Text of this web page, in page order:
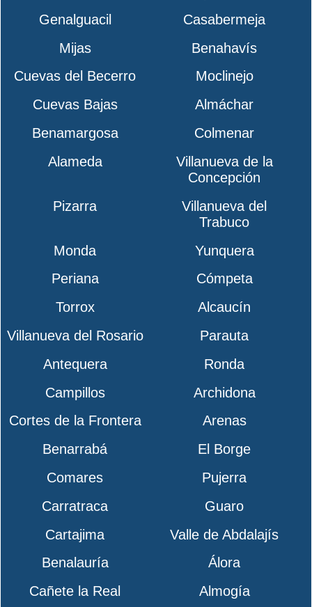
Genalguacil
Casabermeja
Mijas
Benahavís
Cuevas del Becerro
Moclinejo
Cuevas Bajas
Almáchar
Benamargosa
Colmenar
Alameda
Villanueva de la
Concepción
Pizarra
Villanueva del
Trabuco
Monda
Yunquera
Periana
Cómpeta
Torrox
Alcaucín
Villanueva del Rosario
Parauta
Antequera
Ronda
Campillos
Archidona
Cortes de la Frontera
Arenas
Benarrabá
El Borge
Comares
Pujerra
Carratraca
Guaro
Cartajima
Valle de Abdalajís
Benalauría
Álora
Cañete la Real
Almogía